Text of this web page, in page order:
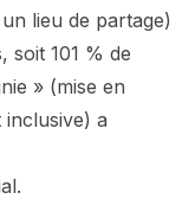
lieu de partage)
soit 101 % de
» (mise en
inclusive) a